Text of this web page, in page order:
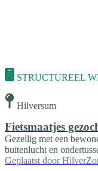
STRUCTUREEL
Hilversum
Fietsmaatjes
Gezellig met een
buitenlucht en
Geplaatst door